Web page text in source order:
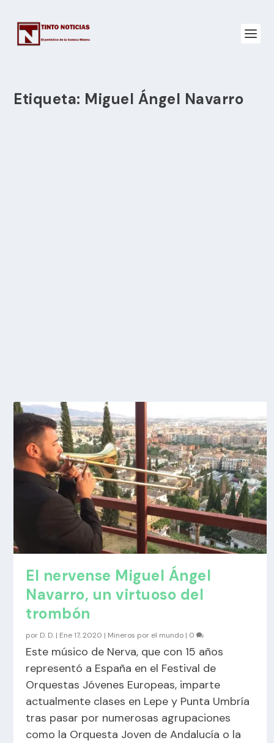
Etiqueta: Miguel Ángel Navarro
El nervense Miguel Ángel
Navarro, un virtuoso del
trombón
por D. D. | Ene 17, 2020 | Mineros por el mundo | 0
Este músico de Nerva, que con 15 años
representó a España en el Festival de
Orquestas Jóvenes Europeas, imparte
actualmente clases en Lepe y Punta Umbría
tras pasar por numerosas agrupaciones
como la Orquesta Joven de Andalucía o la